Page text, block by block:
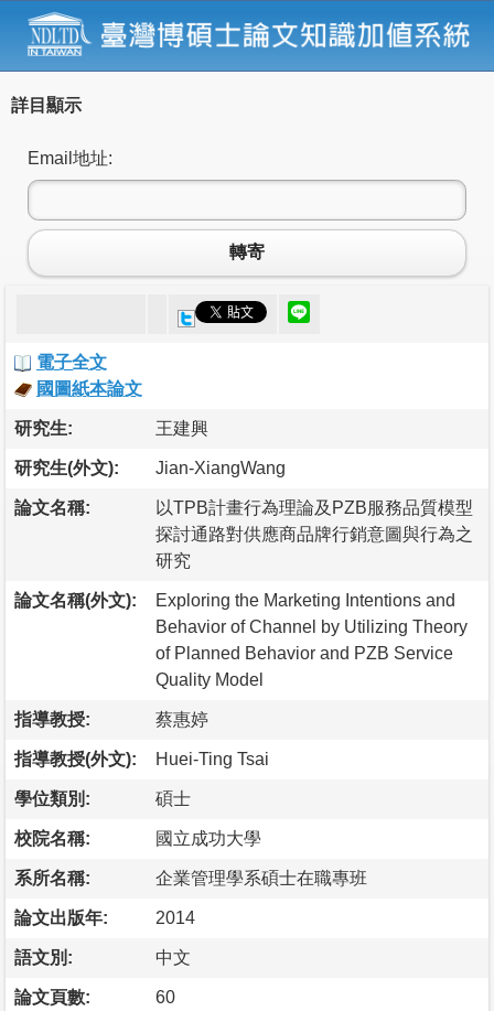
詳目顯示
Email地址:
轉寄
電子全文
國圖紙本論文
研究生: 王建興
研究生(外文): Jian-XiangWang
論文名稱:
以TPB計畫行為理論及PZB服務品質模型
探討通路對供應商品牌行銷意圖與行為之
研究
論文名稱(外文):
Exploring the Marketing Intentions and
Behavior of Channel by Utilizing Theory
of Planned Behavior and PZB Service
Quality Model
指導教授: 蔡惠婷
指導教授(外文): Huei-Ting Tsai
學位類別: 碩士
校院名稱: 國立成功大學
系所名稱: 企業管理學系碩士在職專班
論文出版年: 2014
語文別: 中文
論文頁數: 60